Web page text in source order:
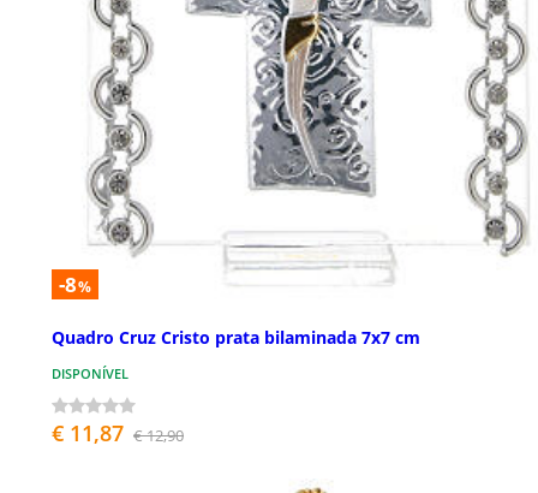
-8%
Quadro Cruz Cristo prata bilaminada 7x7 cm
DISPONÍVEL
€ 11,87 € 12,90